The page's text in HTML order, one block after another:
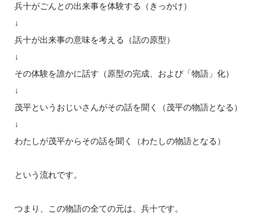
兵十がごんとの出来事を体験する（きっかけ）
↓
兵十が出来事の意味を考える（話の原型）
↓
その体験を誰かに話す（原型の完成、および「物語」化）
↓
茂平というおじいさんがその話を聞く（茂平の物語となる）
↓
わたしが茂平からその話を聞く（わたしの物語となる）
という流れです。
つまり、この物語の全ての元は、兵十です。